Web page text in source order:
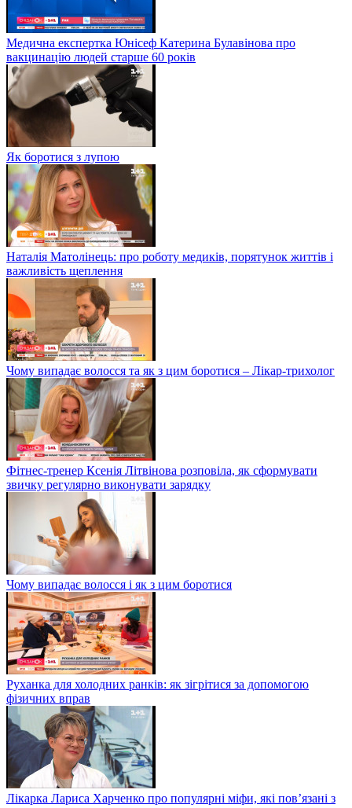
Медична експертка Юнісеф Катерина Булавінова про
вакцинацію людей старше 60 років
Як боротися з лупою
Наталія Матолінець: про роботу медиків, порятунок життів і
важливість щеплення
Чому випадає волосся та як з цим боротися – Лікар-трихолог
Фітнес-тренер Ксенія Літвінова розповіла, як сформувати
звичку регулярно виконувати зарядку
Чому випадає волосся і як з цим боротися
Руханка для холодних ранків: як зігрітися за допомогою
фізичних вправ
Лікарка Лариса Харченко про популярні міфи, які пов’язані з